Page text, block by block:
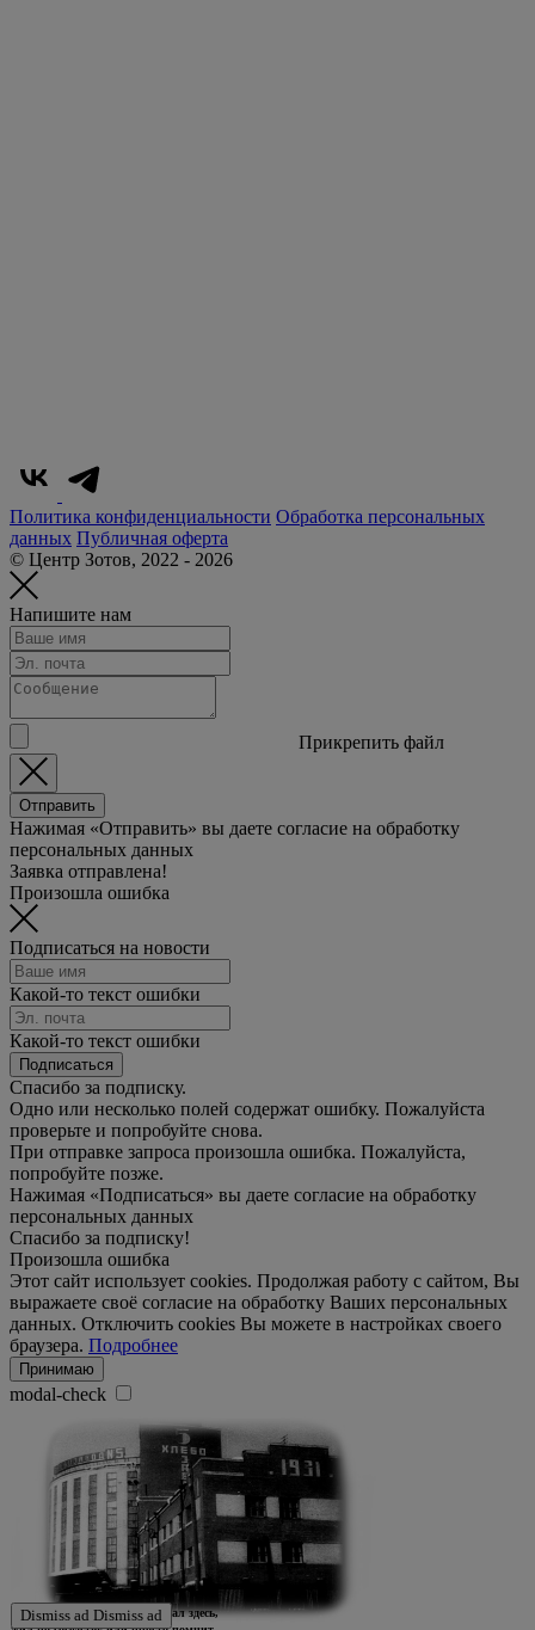
Политика конфиденциальности Обработка персональных
данных Публичная оферта
© Центр Зотов, 2022 - 2026
Напишите нам
Прикрепить файл
Отправить
Нажимая «Отправить» вы даете согласие на обработку
персональных данных
Заявка отправлена!
Произошла ошибка
Подписаться на новости
Какой-то текст ошибки
Какой-то текст ошибки
Подписаться
Спасибо за подписку.
Одно или несколько полей содержат ошибку. Пожалуйста
проверьте и попробуйте снова.
При отправке запроса произошла ошибка. Пожалуйста,
попробуйте позже.
Нажимая «Подписаться» вы даете согласие на обработку
персональных данных
Спасибо за подписку!
Произошла ошибка
Этот сайт использует cookies. Продолжая работу с сайтом, Вы
выражаете своё согласие на обработку Ваших персональных
данных. Отключить cookies Вы можете в настройках своего
браузера. Подробнее
Принимаю
modal-check
Ждем истории тех, кто работал здесь,
Dismiss ad Dismiss ad